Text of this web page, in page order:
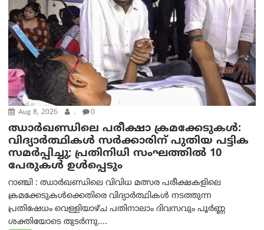
Aug 8, 2026 . 0
ഝാര്‍ഖണ്ഡിലെ പരീക്ഷാ ക്രമക്കേടുകള്‍:
വിദ്യാർത്ഥികൾ സർക്കാരിന് പുതിയ പട്ടിക
സമർപ്പിച്ചു; പ്രതിനിധി സംഘത്തിൽ 10
പേരുകൾ ഉൾപ്പെടും
റാഞ്ചി : ഝാർഖണ്ഡിലെ വിവിധ മത്സര പരീക്ഷകളിലെ
ക്രമക്കേടുകൾക്കെതിരെ വിദ്യാർത്ഥികൾ നടത്തുന്ന
പ്രതിഷേധം വെള്ളിയാഴ്ച പതിനാലാം ദിവസവും പൂർണ്ണ
ശക്തിയോടെ തുടർന്നു....